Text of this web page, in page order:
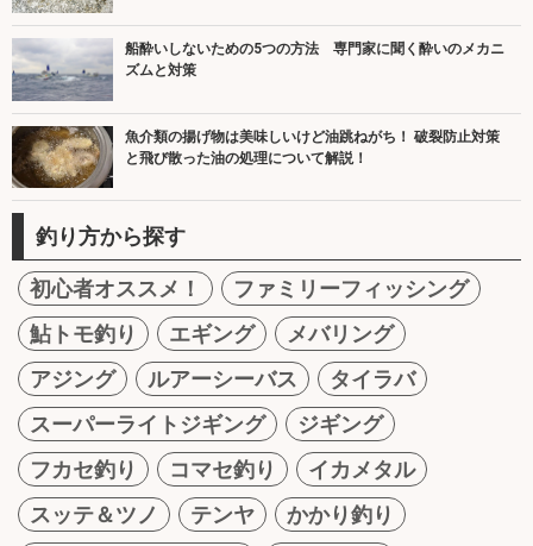
船酔いしないための5つの方法 専門家に聞く酔いのメカニ
ズムと対策
魚介類の揚げ物は美味しいけど油跳ねがち！ 破裂防止対策
と飛び散った油の処理について解説！
釣り方から探す
初心者オススメ！
ファミリーフィッシング
鮎トモ釣り
エギング
メバリング
アジング
ルアーシーバス
タイラバ
スーパーライトジギング
ジギング
フカセ釣り
コマセ釣り
イカメタル
スッテ＆ツノ
テンヤ
かかり釣り